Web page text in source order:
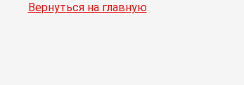
Вернуться на главную